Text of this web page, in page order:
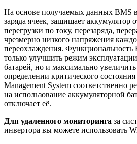
На основе получаемых данных BMS
заряда ячеек, защищает аккумулятор
перегрузки по току, перезаряда,
чрезмерно низкого напряжения
переохлаждения. Функциональность
только улучшить режим
батарей, но и максимально
определении критического
Management System соответственно
на использование аккумуляторной
отключает её.
Для удаленного мониторинга за
инвертора вы можете использовать